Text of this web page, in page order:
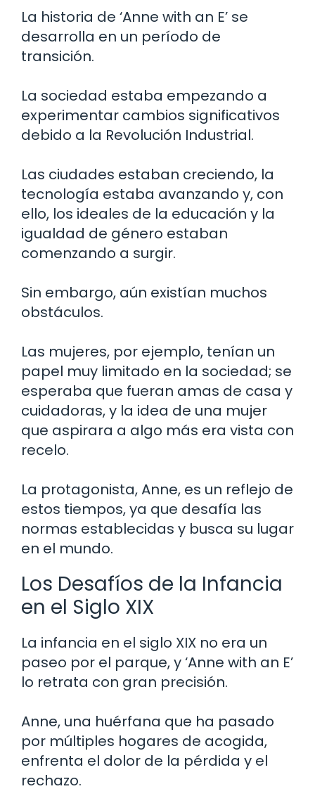
La historia de ‘Anne with an E’ se
desarrolla en un período de
transición.
La sociedad estaba empezando a
experimentar cambios significativos
debido a la Revolución Industrial.
Las ciudades estaban creciendo, la
tecnología estaba avanzando y, con
ello, los ideales de la educación y la
igualdad de género estaban
comenzando a surgir.
Sin embargo, aún existían muchos
obstáculos.
Las mujeres, por ejemplo, tenían un
papel muy limitado en la sociedad; se
esperaba que fueran amas de casa y
cuidadoras, y la idea de una mujer
que aspirara a algo más era vista con
recelo.
La protagonista, Anne, es un reflejo de
estos tiempos, ya que desafía las
normas establecidas y busca su lugar
en el mundo.
Los Desafíos de la Infancia
en el Siglo XIX
La infancia en el siglo XIX no era un
paseo por el parque, y ‘Anne with an E’
lo retrata con gran precisión.
Anne, una huérfana que ha pasado
por múltiples hogares de acogida,
enfrenta el dolor de la pérdida y el
rechazo.